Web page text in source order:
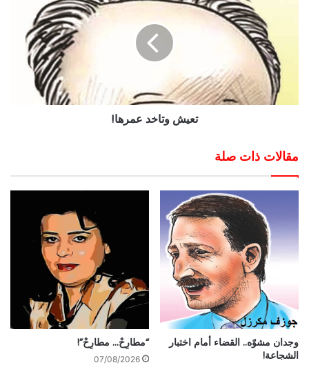
تعيش وتاخد عمرها!
مقالات ذات صلة
وجدان مشوّه.. القضاء أمام اختبار
الشجاعة!
“مطارِحْ… مطارِحْ”!
07/08/2026